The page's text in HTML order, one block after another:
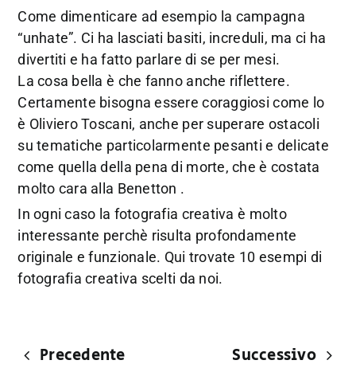
Come dimenticare ad esempio la campagna
“unhate”. Ci ha lasciati basiti, increduli, ma ci ha
divertiti e ha fatto parlare di se per mesi.
La cosa bella è che fanno anche riflettere.
Certamente bisogna essere coraggiosi come lo
è Oliviero Toscani, anche per superare ostacoli
su tematiche particolarmente pesanti e delicate
come quella della pena di morte, che è costata
molto cara alla Benetton .
In ogni caso la fotografia creativa è molto
interessante perchè risulta profondamente
originale e funzionale. Qui trovate 10 esempi di
fotografia creativa scelti da noi.
Precedente Successivo